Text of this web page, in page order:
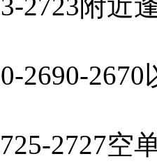
附近
2670
2727空